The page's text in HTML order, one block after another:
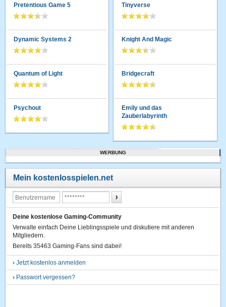
Pretentious Game 5
Dynamic Systems 2
Quantum of Light
Psychout
Tinyverse
Knight And Magic
Bridgecraft
Emily und das
Zauberlabyrinth
WERBUNG
Mein kostenlosspielen.net
Deine kostenlose Gaming-Community
Verwalte einfach Deine Lieblingsspiele und diskutiere mit anderen
Mitgliedern.
Bereits 35463 Gaming-Fans sind dabei!
›Jetzt kostenlos anmelden
› Passwort vergessen?